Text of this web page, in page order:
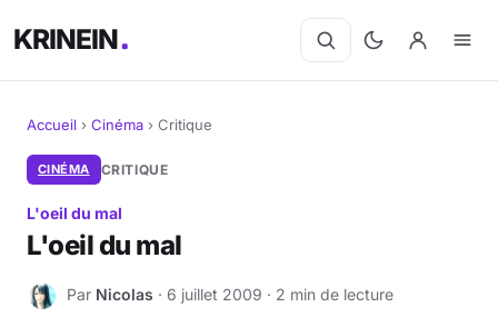
KRINEIN
Cinéma
Séries
Accueil › Cinéma › Critique
CINÉMA CRITIQUE
L'oeil du mal
L'oeil du mal
N Par Nicolas · 6 juillet 2009 · 2 min de lecture